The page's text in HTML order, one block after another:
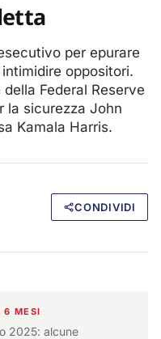
per epurare
oppositori.
Federal Reserve
la sicurezza John
Kamala Harris.
CONDIVIDI
6 MESI
2025: alcune